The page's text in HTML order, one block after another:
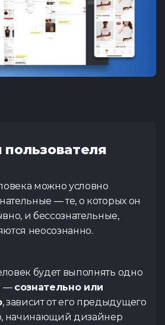
пользователя
можно условно
— те, о которых он
и бессознательные,
неосознанно.
будет выполнять одно
— сознательно или
, зависит от его предыдущего
начинающий дизайнер